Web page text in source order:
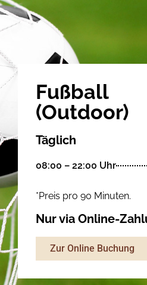
Fußball
(Outdoor)
Täglich
08:00 – 22:00 Uhr
*Preis pro 90 Minuten.
Nur via Online-
Zur Online Buchung